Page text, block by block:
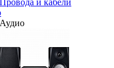
Провода и кабели
Аудио